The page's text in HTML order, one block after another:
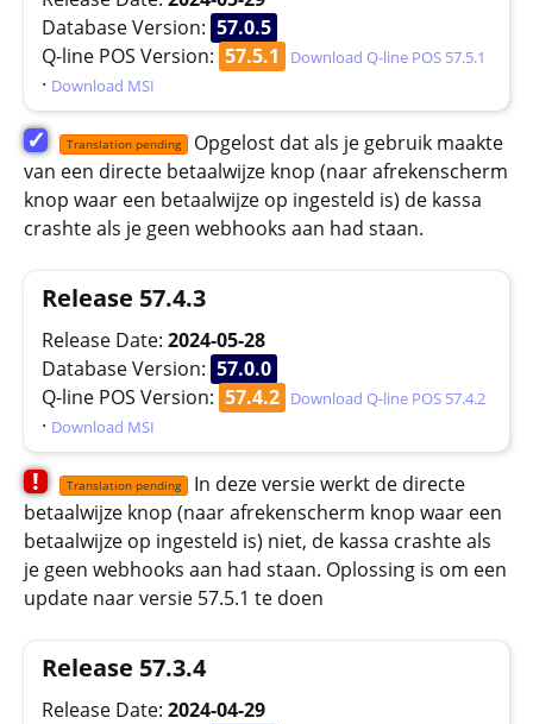
Database Version: 57.0.5
Q-line POS Version: 57.5.1 Download Q-line POS 57.5.1
· Download MSI
✓ Translation pending
Opgelost dat als je gebruik maakte
van een directe betaalwijze knop (naar afrekenscherm
knop waar een betaalwijze op ingesteld is) de kassa
crashte als je geen webhooks aan had staan.
Release 57.4.3
Release Date: 2024-05-28
Database Version: 57.0.0
Q-line POS Version: 57.4.2 Download Q-line POS 57.4.2
· Download MSI
! Translation pending
In deze versie werkt de directe
betaalwijze knop (naar afrekenscherm knop waar een
betaalwijze op ingesteld is) niet, de kassa crashte als
je geen webhooks aan had staan. Oplossing is om een
update naar versie 57.5.1 te doen
Release 57.3.4
Release Date: 2024-04-29